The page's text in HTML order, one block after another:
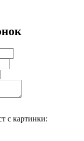
с картинки: